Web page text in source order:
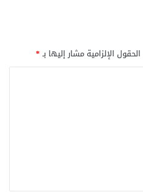
الحقول الإلزامية مشار إليها بـ*